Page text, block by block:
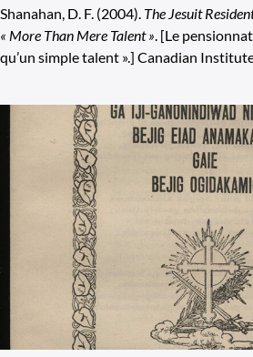
Shanahan, D. F. (2004). The Jesuit
« More Than Mere Talent ». [Le
qu’un simple talent ».] Canadian